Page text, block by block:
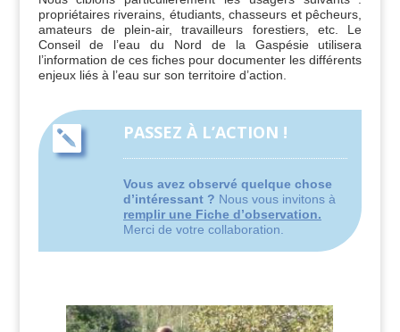
propriétaires riverains, étudiants, chasseurs et pêcheurs,
amateurs de plein-air, travailleurs forestiers, etc. Le
Conseil de l’eau du Nord de la Gaspésie utilisera
l’information de ces fiches pour documenter les différents
enjeux liés à l’eau sur son territoire d’action.
 PASSEZ À L’ACTION !
Vous avez observé quelque chose
d’intéressant ? Nous vous invitons à
remplir une Fiche d’observation.
Merci de votre collaboration.